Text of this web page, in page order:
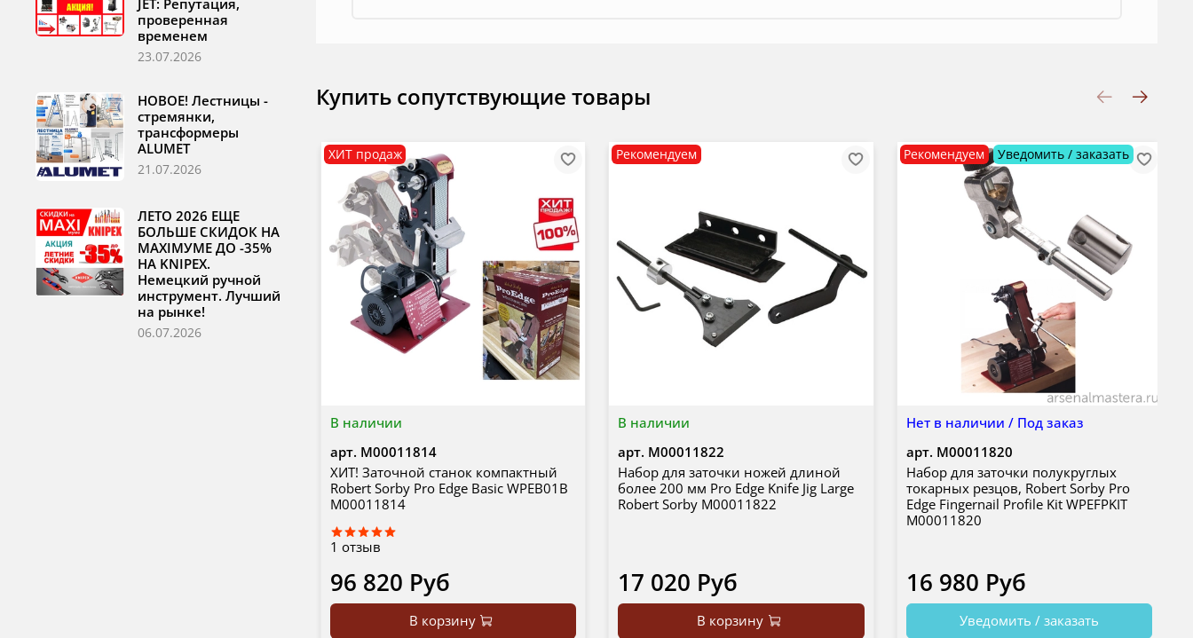
Купить сопутствующие товары
В наличии
ХИТ продаж
арт. М00011814
ХИТ! Заточной станок компактный
Robert Sorby Pro Edge Basic WPEB01B
М00011814
1 отзыв
96 820 Руб
В корзину
В наличии
Рекомендуем
арт. М00011822
Набор для заточки ножей длиной
более 200 мм Pro Edge Knife Jig Large
Robert Sorby М00011822
17 020 Руб
В корзину
Нет в наличии / Под заказ
Рекомендуем Уведомить / заказать
арт. М00011820
Набор для заточки полукруглых
токарных резцов, Robert Sorby Pro
Edge Fingernail Profile Kit WPEFPKIT
М00011820
16 980 Руб
Уведомить / заказать
JET: Репутация,
проверенная
временем
23.07.2026
НОВОЕ! Лестницы -
стремянки,
трансформеры
ALUMET
21.07.2026
ЛЕТО 2026 ЕЩЕ
БОЛЬШЕ СКИДОК НА
MAXIМУМЕ ДО -35%
НА KNIPEX.
Немецкий ручной
инструмент. Лучший
на рынке!
06.07.2026